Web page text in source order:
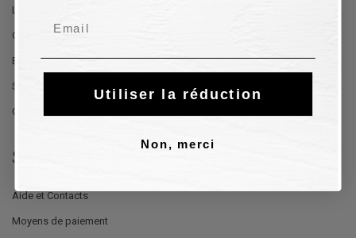
La Boutique
Où Nous Sommes
Blog
Stylistes
Offres
Service Client
Aide et Contacts
Moyens de paiement
Utiliser la réduction
Non, merci